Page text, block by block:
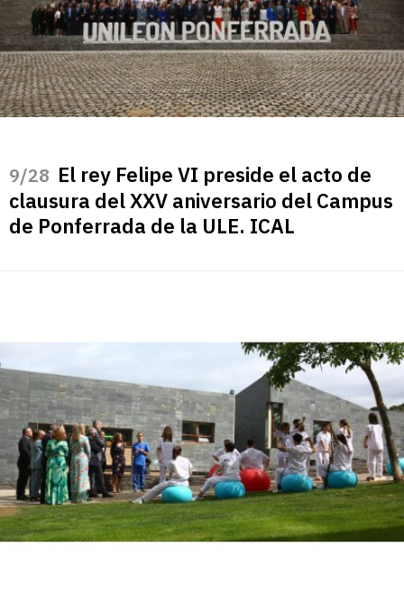
/28 El rey Felipe VI preside el acto de
clausura del XXV aniversario del Campus
de Ponferrada de la ULE. ICAL